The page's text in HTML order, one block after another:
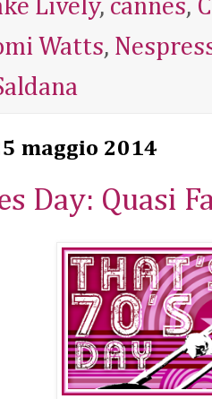
Lively, cannes,
Watts,
maggio 2014
Day: Quasi